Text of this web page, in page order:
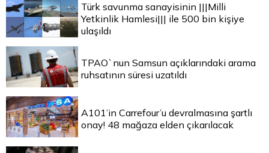
Türk savunma sanayisinin |||Milli
Yetkinlik Hamlesi||| ile 500 bin kişiye
ulaşıldı
TPAO`nun Samsun açıklarındaki arama
ruhsatının süresi uzatıldı
A101’in Carrefour’u devralmasına şartlı
onay! 48 mağaza elden çıkarılacak